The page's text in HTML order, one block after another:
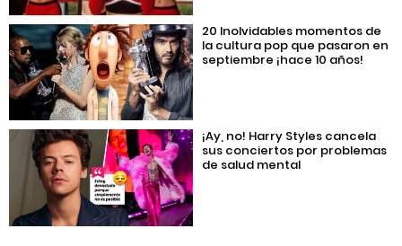
20 Inolvidables momentos de
la cultura pop que pasaron en
septiembre ¡hace 10 años!
¡Ay, no! Harry Styles cancela
sus conciertos por problemas
de salud mental